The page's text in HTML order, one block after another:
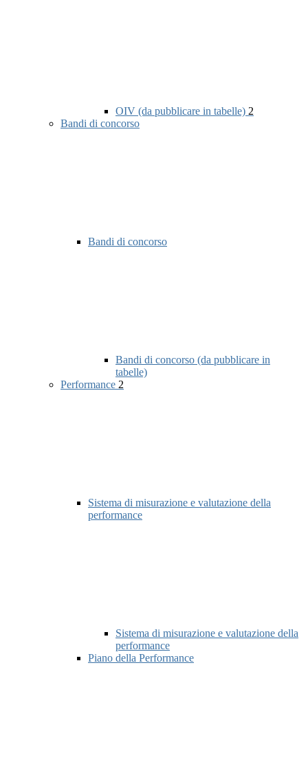
OIV (da pubblicare in tabelle) 2
Bandi di concorso
Bandi di concorso
Bandi di concorso (da pubblicare in
tabelle)
Performance 2
Sistema di misurazione e valutazione della
performance
Sistema di misurazione e valutazione della
performance
Piano della Performance